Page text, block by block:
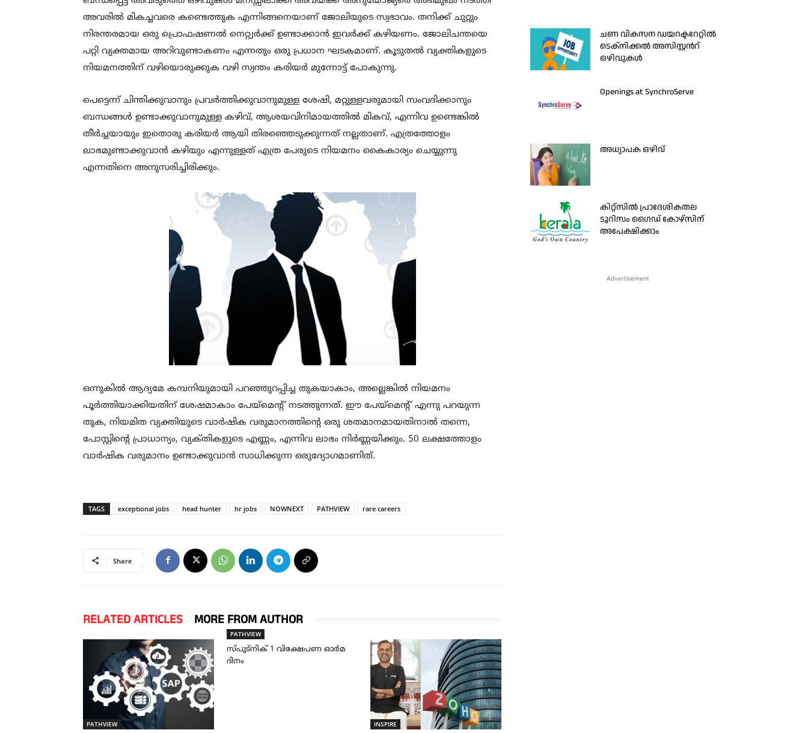
അവരിൽ മികച്ചവരെ കണ്ടെത്തുക എന്നിങ്ങനെയാണ് ജോലിയുടെ സ്വഭാവം. തനിക്ക് ചുറ്റും
നിരന്തരമായ ഒരു പ്രൊഫഷണൽ നെറ്റ്വർക്ക് ഉണ്ടാക്കാൻ ഇവർക്ക് കഴിയണം. ജോലിചന്തയെ
പറ്റി വ്യക്തമായ അറിവുണ്ടാകണം എന്നതും ഒരു പ്രധാന ഘടകമാണ്. കൂടുതൽ വ്യക്തികളുടെ
നിയമനത്തിന് വഴിയൊരുക്കുക വഴി സ്വന്തം കരിയർ മുന്നോട്ട് പോകുന്നു.
പെട്ടെന്ന് ചിന്തിക്കുവാനും പ്രവർത്തിക്കുവാനുമുള്ള ശേഷി, മറ്റുള്ളവരുമായി സംവദിക്കാനും
ബന്ധങ്ങൾ ഉണ്ടാക്കുവാനുമുള്ള കഴിവ്‌, ആശയവിനിമായത്തിൽ മികവ്, എന്നിവ ഉണ്ടെങ്കിൽ
തീർച്ചയായും ഇതൊരു കരിയർ ആയി തിരഞ്ഞെടുക്കുന്നത് നല്ലതാണ്. എത്രത്തോളം
ലാഭമുണ്ടാക്കുവാൻ കഴിയും എന്നുള്ളത് എത്ര പേരുടെ നിയമനം കൈകാര്യം ചെയ്യുന്നു
എന്നതിനെ അനുസരിച്ചിരിക്കും.
ഒന്നുകിൽ ആദ്യമേ കമ്പനിയുമായി പറഞ്ഞുറപ്പിച്ച തുകയാകാം, അല്ലെങ്കിൽ നിയമനം
പൂർത്തിയാക്കിയതിന് ശേഷമാകാം പേയ്മെന്റ് നടത്തുന്നത്. ഈ പേയ്‌മെന്റ് എന്നു പറയുന്ന
തുക, നിയമിത വ്യക്തിയുടെ വാർഷിക വരുമാനത്തിന്റെ ഒരു ശതമാനമായതിനാൽ തന്നെ,
പോസ്റ്റിന്റെ പ്രാധാന്യം, വ്യക്‌തികളുടെ എണ്ണം, എന്നിവ ലാഭം നിർണ്ണയിക്കും. 50 ലക്ഷത്തോളം
വാർഷിക വരുമാനം ഉണ്ടാക്കുവാൻ സാധിക്കുന്ന ഒരുദ്യോഗമാണിത്.
TAGS exceptional jobs head hunter hr jobs NOWNEXT PATHVIEW rare careers
Share
RELATED ARTICLES MORE FROM AUTHOR
PATHVIEW
PATHVIEW
സ്പുട്നിക് 1 വിക്ഷേപണ ഓർമ
ദിനം
INSPIRE
ചണ വികസന ഡയറക്ടറേറ്റിൽ
ടെക്നിക്കൽ അസിസ്റ്റൻറ്
ഒഴിവുകൾ
Openings at SynchroServe
അധ്യാപക ഒഴിവ്
കിറ്റ്‌സിൽ പ്രാദേശികതല
ടൂറിസം ഗൈഡ് കോഴ്‌സിന്
അപേക്ഷിക്കാം
Advertisement